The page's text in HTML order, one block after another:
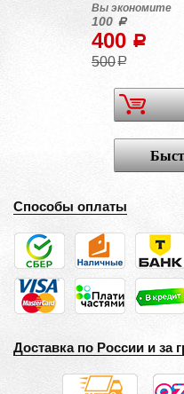
Вы экономите
100 a
400 a
500a
Способы оплаты
Доставка по России и за